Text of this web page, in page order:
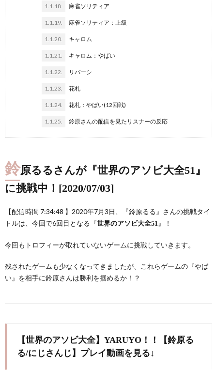
1.1.18. 麻雀ソリティア
1.1.19. 麻雀ソリティア：上級
1.1.20. キャロム
1.1.21. キャロム：やばい
1.1.22. リバーシ
1.1.23. 花札
1.1.24. 花札：やばい(12回戦)
1.1.25. 鈴原さんの配信を見たリスナーの反応
鈴原るるさんが『世界のアソビ大全51』
に挑戦中！[2020/07/03]
【配信時間 7:34:48 】2020年7月3日、『鈴原るる』さんの挑戦タイ
トルは、今回で6回目となる『世界のアソビ大全51 』！
今回もトロフィーが取れていないゲームに挑戦していきます。
残されたゲームも少なくなってきましたが、これらゲームの『やば
い』を相手に鈴原さんは勝利を掴めるか！？
【世界のアソビ大全】YARUYO！！【鈴原る
る/にじさんじ】プレイ動画を見る↓